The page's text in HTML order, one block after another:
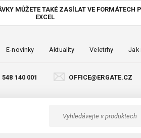
MŮŽETE TAKÉ ZASÍLAT VE FORMÁTECH
EXCEL
E-novinky Aktuality Veletrhy Jak
548 140 001 OFFICE@ERGATE.CZ